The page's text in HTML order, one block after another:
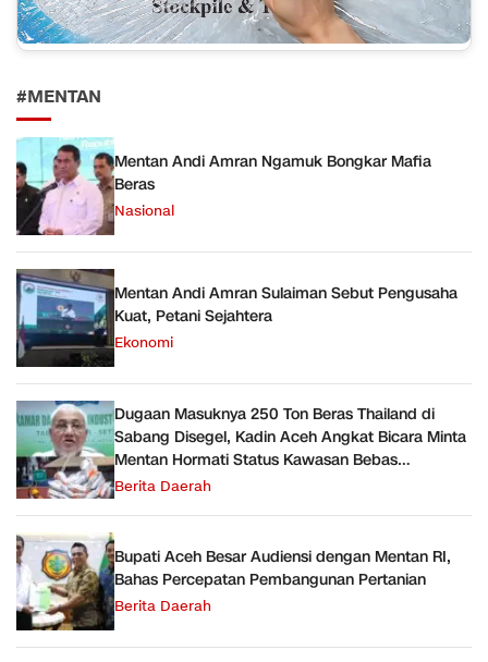
#MENTAN
Mentan Andi Amran Ngamuk Bongkar Mafia
Beras
Nasional
Mentan Andi Amran Sulaiman Sebut Pengusaha
Kuat, Petani Sejahtera
Ekonomi
Dugaan Masuknya 250 Ton Beras Thailand di
Sabang Disegel, Kadin Aceh Angkat Bicara Minta
Mentan Hormati Status Kawasan Bebas
Pelabuhan Sabang
Berita Daerah
Bupati Aceh Besar Audiensi dengan Mentan RI,
Bahas Percepatan Pembangunan Pertanian
Berita Daerah